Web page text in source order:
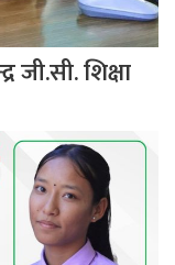
जी.सी. शिक्षा